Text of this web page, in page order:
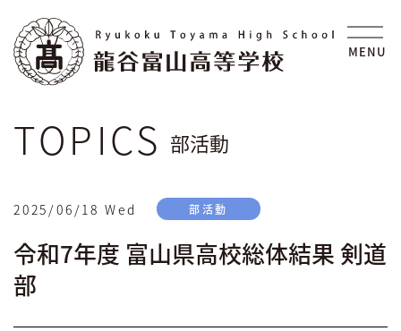
MENU
部活動
2025/06/18 Wed 部活動
令和7年度 富山県高校総体結果 剣道
部